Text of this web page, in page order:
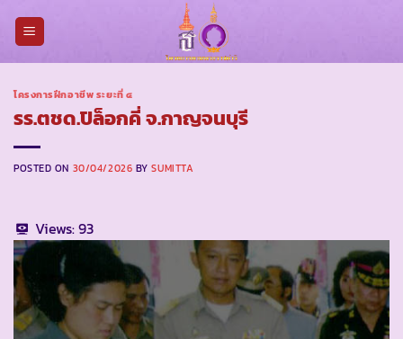
โครงการฝึกอาชีพ ระยะที่ ๔
รร.ตชด.ปิล็อกคี่ จ.กาญจนบุรี
POSTED ON 30/04/2026 BYSUMITTA
Views:93